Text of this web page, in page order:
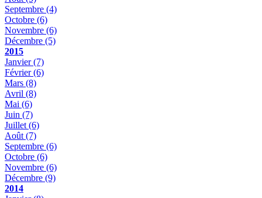
Septembre (4)
Octobre (6)
Novembre (6)
Décembre (5)
2015
Janvier(7)
Février(6)
Mars (8)
Avril (8)
Mai (6)
Juin (7)
Juillet (6)
Août (7)
Septembre (6)
Octobre (6)
Novembre (6)
Décembre (9)
2014